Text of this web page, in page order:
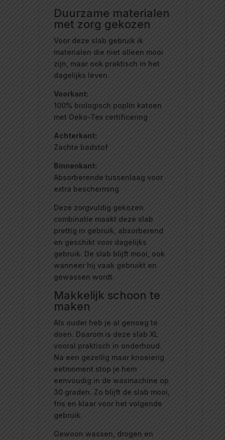
Duurzame materialen
met zorg gekozen
Voor deze slab gebruik ik
materialen die niet alleen mooi
zijn, maar ook praktisch in het
dagelijks leven.
Voorkant:
100% biologisch poplin katoen
met Oeko-Tex certificering
Achterkant:
Zachte badstof
Binnenkant:
Absorberende tussenlaag voor
extra bescherming
Deze zorgvuldig gekozen
combinatie maakt deze slab
prettig in gebruik, absorberend
en geschikt voor dagelijks
gebruik. De slab blijft mooi, ook
wanneer hij vaak gebruikt en
gewassen wordt.
Makkelijk schoon te
maken
Als ouder heb je al genoeg te
doen. Daarom is deze slab XL
vooral praktisch in onderhoud.
Na een gezellig maar knoeierig
eetmoment stop je hem
eenvoudig in de wasmachine op
30 graden. Zo blijft de slab mooi,
fris en klaar voor het volgende
gebruik.
Gewoon wassen, drogen en